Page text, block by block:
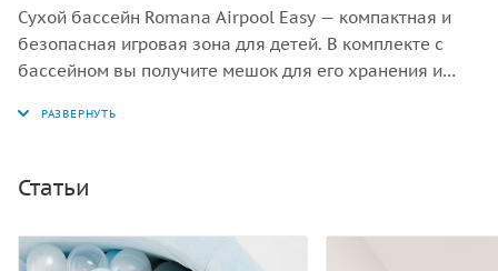
Сухой бассейн Romana Airpool Easy — компактная и
безопасная игровая зона для детей. В комплекте с
бассейном вы получите мешок для его хранения и
не займет много места в помещении. Высота бортиков
играть с шариками, развивая при этом ловкость и
Статьи